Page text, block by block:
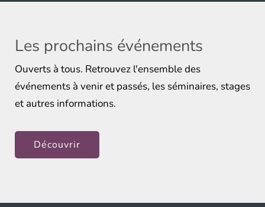
Les prochains événements
Ouverts à tous. Retrouvez l'ensemble des
événements à venir et passés, les séminaires, stages
et autres informations.
Découvrir